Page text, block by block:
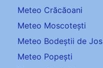
Meteo Crăcăoani
Meteo Moscotești
Meteo Bodeștii de Jos
Meteo Popești